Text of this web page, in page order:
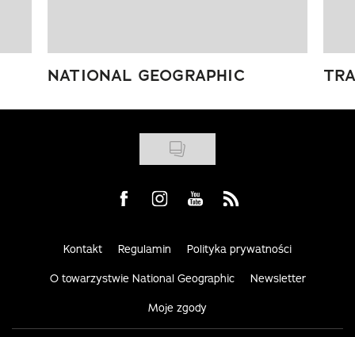
NATIONAL GEOGRAPHIC
Visit us on Facebook
Visit us on Instagram
Visit us on Youtube
Visit us on Rss
Kontakt Regulamin Polityka prywatności
O towarzystwie National Geographic Newsletter
Moje zgody